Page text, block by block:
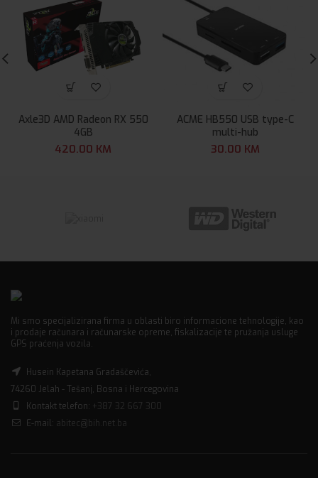
Axle3D AMD Radeon RX 550
4GB
420.00 KM
ACME HB550 USB type-C
multi-hub
30.00 KM
Mi smo specijalizirana firma u oblasti biro informacione tehnologije, kao
i prodaje računara i računarske opreme, fiskalizacije te pružanja usluge
GPS praćenja vozila.
Husein Kapetana Gradaščevića,
74260 Jelah - Tešanj, Bosna i Hercegovina
Kontakt telefon: +387 32 667 300
E-mail: abitec@bih.net.ba